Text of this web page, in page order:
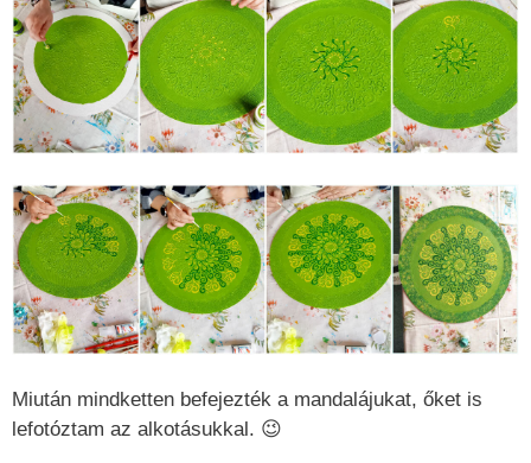
Miután mindketten befejezték a mandalájukat, őket is
lefotóztam az alkotásukkal. 😉